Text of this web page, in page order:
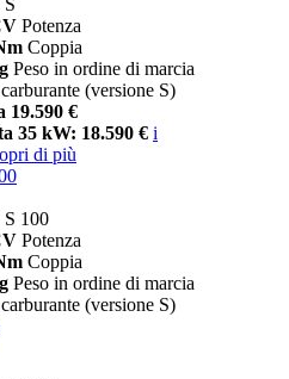
Potenza
Coppia
Peso in ordine di marcia
(versione S)
19.590 €
35 kW: 18.590 € i
di più
S 100
Potenza
Coppia
Peso in ordine di marcia
(versione S)